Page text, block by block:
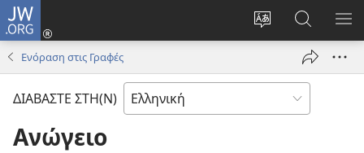
JW.ORG
Αλλαγή
γλώσσας
ιστότοπου
Σύνδεση
(ανοίγει
παράθυρο)
στο
JW.ORG
Ενόραση στις Γραφές
ΔΙΑΒΑΣΤΕ ΣΤΗ(Ν)
Ανώγειο